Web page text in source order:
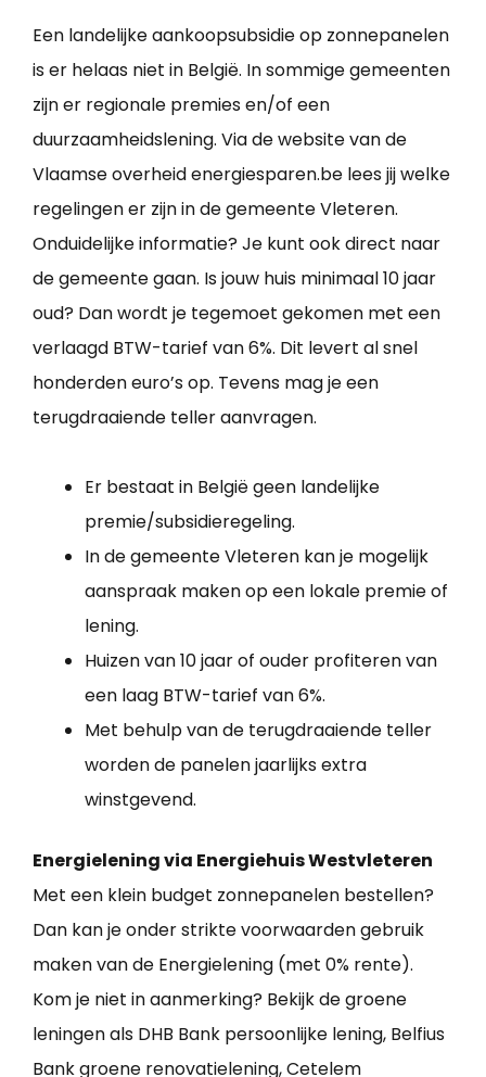
Een landelijke aankoopsubsidie op zonnepanelen
is er helaas niet in België. In sommige gemeenten
zijn er regionale premies en/of een
duurzaamheidslening. Via de website van de
Vlaamse overheid energiesparen.be lees jij welke
regelingen er zijn in de gemeente Vleteren.
Onduidelijke informatie? Je kunt ook direct naar
de gemeente gaan. Is jouw huis minimaal 10 jaar
oud? Dan wordt je tegemoet gekomen met een
verlaagd BTW-tarief van 6%. Dit levert al snel
honderden euro’s op. Tevens mag je een
terugdraaiende teller aanvragen.
Er bestaat in België geen landelijke
premie/subsidieregeling.
In de gemeente Vleteren kan je mogelijk
aanspraak maken op een lokale premie of
lening.
Huizen van 10 jaar of ouder profiteren van
een laag BTW-tarief van 6%.
Met behulp van de terugdraaiende teller
worden de panelen jaarlijks extra
winstgevend.
Energielening via Energiehuis Westvleteren
Met een klein budget zonnepanelen bestellen?
Dan kan je onder strikte voorwaarden gebruik
maken van de Energielening (met 0% rente).
Kom je niet in aanmerking? Bekijk de groene
leningen als DHB Bank persoonlijke lening, Belfius
Bank groene renovatielening, Cetelem